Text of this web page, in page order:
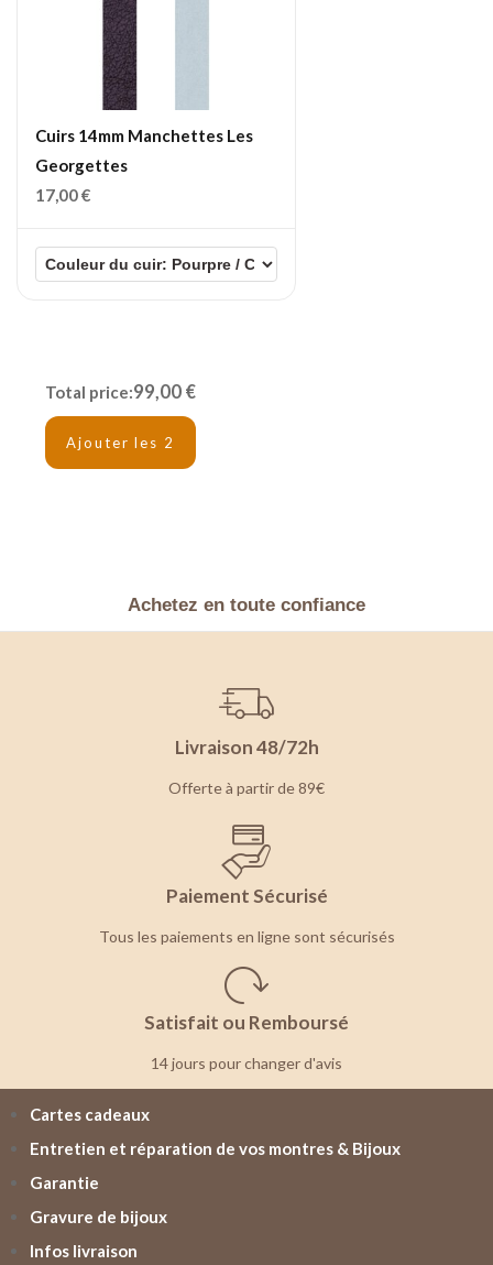
Cuirs 14mm Manchettes Les
Georgettes
17,00€
Total price:99,00 €
Ajouter les 2
Achetez en toute confiance
Livraison 48/72h
Offerte à partir de 89€
Paiement Sécurisé
Tous les paiements en ligne sont sécurisés
Satisfait ou Remboursé
14 jours pour changer d'avis
Cartes cadeaux
Entretien et réparation de vos montres & Bijoux
Garantie
Gravure de bijoux
Infos livraison